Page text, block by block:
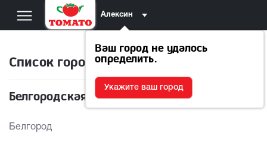
Алексин
Список городов
Белгородская область
Белгород
Ваш город не удалось
определить.
Укажите ваш город